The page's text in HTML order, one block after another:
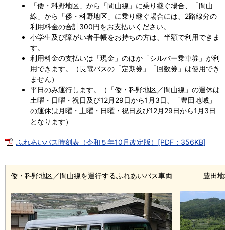
「倭・科野地区」から「間山線」に乗り継ぐ場合、「間山
線」から「倭・科野地区」に乗り継ぐ場合には、2路線分の
利用料金の合計300円をお支払いください。
小学生及び障がい者手帳をお持ちの方は、半額で利用できま
す。
利用料金の支払いは「現金」のほか「シルバー乗車券」が利
用できます。（長電バスの「定期券」「回数券」は使用でき
ません）
平日のみ運行します。（「倭・科野地区／間山線」の運休は
土曜・日曜・祝日及び12月29日から1月3日、「豊田地域」
の運休は月曜・土曜・日曜・祝日及び12月29日から1月3日
となります）
ふれあいバス時刻表（令和５年10月改定版）[PDF：356KB]
倭・科野地区／間山線を運行するふれあいバス車両 豊田